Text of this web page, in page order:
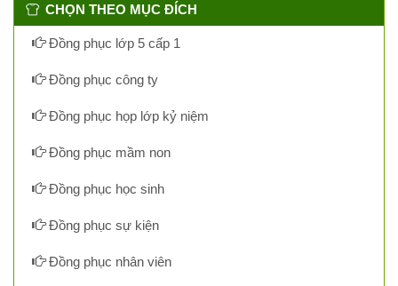
CHỌN THEO MỤC ĐÍCH
Đồng phục lớp 5 cấp 1
Đồng phục công ty
Đồng phục họp lớp kỷ niệm
Đồng phục mầm non
Đồng phục học sinh
Đồng phục sự kiện
Đồng phục nhân viên